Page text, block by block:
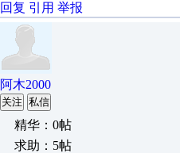
回复 引用 举报
阿木2000
关注 私信
精华：0帖
求助：5帖